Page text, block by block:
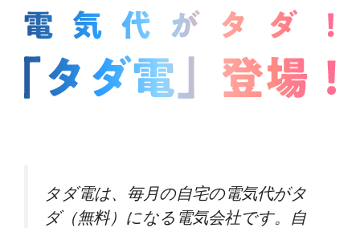
タダ電は、毎月の自宅の電気代がタ
ダ（無料）になる電気会社です。自